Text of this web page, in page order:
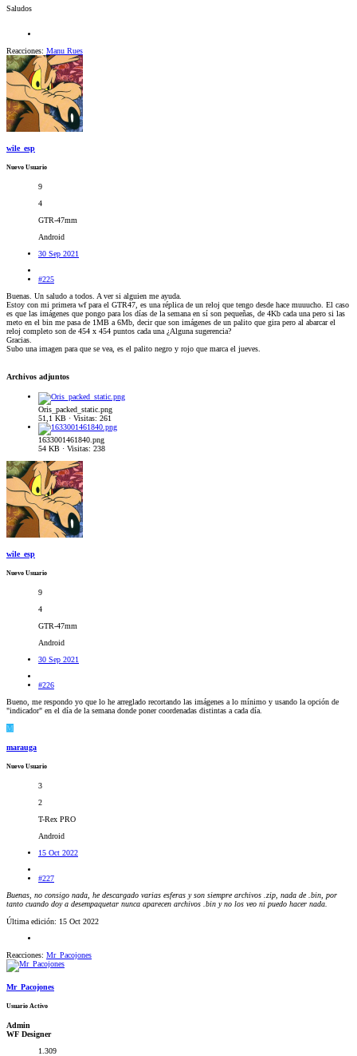
Saludos
Reacciones: Manu Rues
wile_esp
Nuevo Usuario
9
4
GTR-47mm
Android
30 Sep 2021
#225
Buenas. Un saludo a todos. A ver si alguien me ayuda.
Estoy con mi primera wf para el GTR47, es una réplica de un reloj que tengo desde hace muuucho. El caso
es que las imágenes que pongo para los días de la semana en sí son pequeñas, de 4Kb cada una pero si las
meto en el bin me pasa de 1MB a 6Mb, decir que son imágenes de un palito que gira pero al abarcar el
reloj completo son de 454 x 454 puntos cada una ¿Alguna sugerencia?
Gracias.
Subo una imagen para que se vea, es el palito negro y rojo que marca el jueves.
Archivos adjuntos
Oris_packed_static.png
51,1 KB · Visitas: 261
1633001461840.png
54 KB · Visitas: 238
wile_esp
Nuevo Usuario
9
4
GTR-47mm
Android
30 Sep 2021
#226
Bueno, me respondo yo que lo he arreglado recortando las imágenes a lo mínimo y usando la opción de
"indicador" en el día de la semana donde poner coordenadas distintas a cada día.
M
marauga
Nuevo Usuario
3
2
T-Rex PRO
Android
15 Oct 2022
#227
Buenas, no consigo nada, he descargado varias esferas y son siempre archivos .zip, nada de .bin, por
tanto cuando doy a desempaquetar nunca aparecen archivos .bin y no los veo ni puedo hacer nada.
Última edición: 15 Oct 2022
Reacciones: Mr_Pacojones
Mr_Pacojones
Usuario Activo
Admin
WF Designer
1.309